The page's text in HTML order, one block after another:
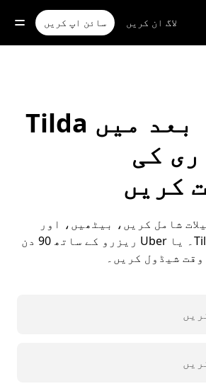
لاگ ان کریں سائن اپ کریں
ابھی یا بعد میں Tilda
کی
کریں
شامل کریں، بیٹھیں، اور
گھومیں پھریںTilda۔ یا Uber ریزرو کے ساتھ 90 دن
شیڈول کریں۔